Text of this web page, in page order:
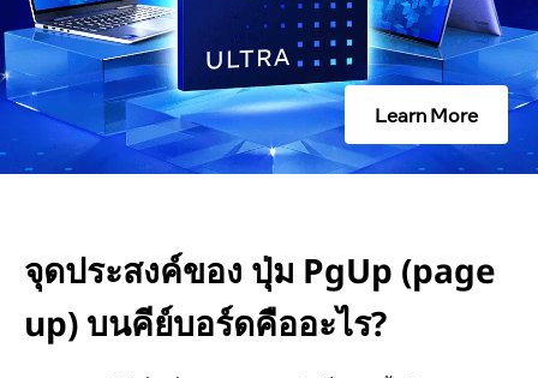
ง
Learn More
จุดประสงค์ของ ปุ่ม PgUp (page
up) บนคีย์บอร์ดคืออะไร?